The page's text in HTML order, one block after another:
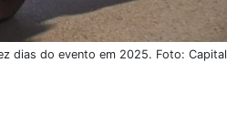
dias do evento em 2025. Foto: Capital